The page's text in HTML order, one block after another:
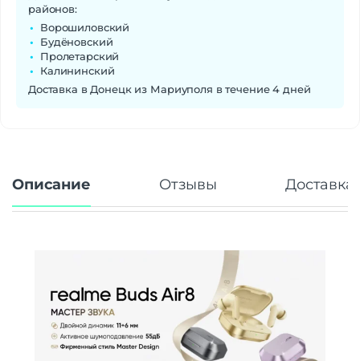
районов:
Ворошиловский
Будёновский
Пролетарский
Калининский
Доставка в Донецк из Мариуполя в течение 4 дней
Описание Отзывы Доставка